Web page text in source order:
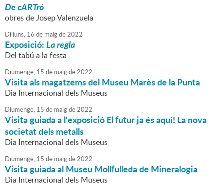
De cARTró
obres de Josep Valenzuela
Dilluns, 16 de maigde2022
Exposició:La regla
Del tabú a la festa
Diumenge, 15 de maigde2022
Visita als magatzems del Museu Marès de la Punta
Dia Internacional dels Museus
Diumenge, 15 de maigde2022
Visita guiada a l'exposició El futur ja és aquí! La nova
societat dels metalls
Dia Internacional dels Museus
Diumenge, 15 de maigde2022
Visita guiada al Museu Mollfulleda de Mineralogia
Dia Internacional dels Museus